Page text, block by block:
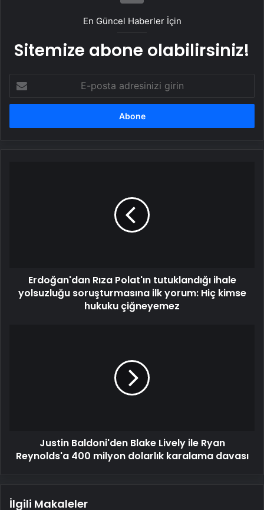
En Güncel Haberler İçin
Sitemize abone olabilirsiniz!
posta
adresinizi
kimse
Erdoğan'dan Rıza Polat'ın tutuklandığı ihale
yolsuzluğu soruşturmasına ilk yorum: Hiç kimse
hukuku çiğneyemez
karalama
Justin Baldoni'den Blake Lively ile Ryan
Reynolds'a 400 milyon dolarlık karalama davası
İlgili Makaleler